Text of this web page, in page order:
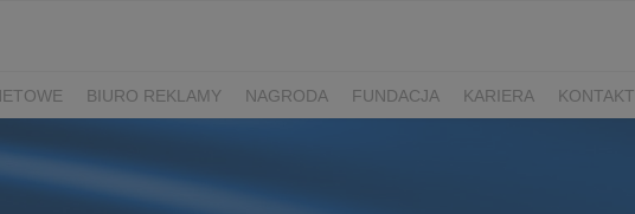
BIURO REKLAMY NAGRODA FUNDACJA KARIERA KONTAKT